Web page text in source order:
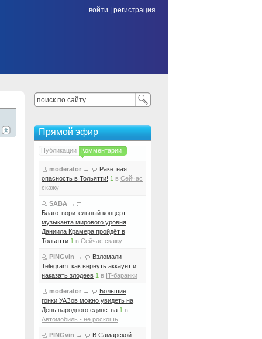
войти регистрация
Прямой эфир
Публикации Комментарии
moderator →
Ракетная
опасность в Тольятти! 1 в Сейчас
скажу
SABA →
Благотворительный концерт
музыканта мирового уровня
Даниила Крамера пройдёт в
Тольятти 1 в Сейчас скажу
PINGvin →
Взломали
Telegram: как вернуть аккаунт и
наказать злодеев 1 в IT-баранки
moderator →
Большие
гонки УАЗов можно увидеть на
День народного единства 1 в
Автомобиль - не роскошь
PINGvin →
В Самарской